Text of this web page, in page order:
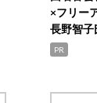
×フリー
長野智子
PR